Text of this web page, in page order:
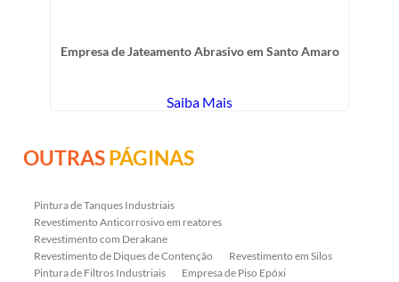
Empresa de Jateamento Abrasivo em Santo Amaro
Saiba Mais
OUTRASPÁGINAS
Pintura de Tanques Industriais
Revestimento Anticorrosivo em reatores
Revestimento com Derakane
Revestimento de Diques de Contenção
Revestimento em Silos
Pintura de Filtros Industriais
Empresa de Piso Epóxi